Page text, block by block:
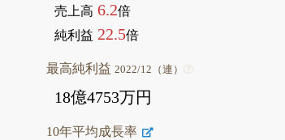
売上高 6.2倍
純利益 22.5倍
最高純利益2022/12（連）
18億4753万円
10年平均成長率